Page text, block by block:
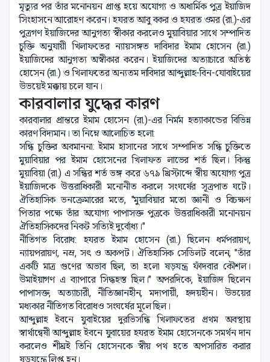
মৃত্যুর পর তাঁর মনোনয়ন প্রাপ্ত হয়ে অযোগ্য ও অধার্মিক পুত্র ইয়াজিদ
সিংহাসনে আরোহণ করেন। হযরত আবু বকর ও হযরত ওমর (রা.)-এর
পুত্রগণ ইয়াজিদের আনুগত্য স্বীকার করলেও মুয়াবিয়ার সাথে সম্পাদিত
চুক্তি অনুযায়ী খিলাফতের ন্যায়সঙ্গত দাবিদার ইমাম হোসেন (রা.)
ইয়াজিদের আনুগত্য অস্বীকার করেন। ইয়াজিদের অত্যাচারে অতিষ্ঠ
হোসেন (রা.) ও খিলাফতের অন্যতম দাবিদার আব্দুল্লাহ-বিন-যোবাইয়ের
উভয়েই মক্কায় চলে যান।
কারবালার যুদ্ধের কারণ
কারবালার প্রান্তরে ইমাম হোসেন (রা.)-এর নির্মম হত্যাকান্ডের বিভিন্ন
কারণ বিদ্যমান। তা নিম্নে আলোচিত হলো:
সন্ধি চুক্তির অবমাননা: ইমাম হাসানের সাথে সম্পাদিত সন্ধি চুক্তিতে
মুয়াবিয়ার পর ইমাম হোসেনের খিলাফত লাভের শর্ত ছিল। কিন্তু
মুয়াবিয়া (রা.) এ সন্ধির শর্ত ভঙ্গ করে ৬৭৯ খ্রিস্টাব্দে স্বীয় অযোগ্য পুত্র
ইয়াজিদকে উত্তরাধিকারী মনোনীত করলে সংঘর্ষের সূত্রপাত ঘটে।
ঐতিহাসিক ভনক্রেমারের মতে, "মুয়াবিয়ার মতো জ্ঞানী ও বিচক্ষণ
পিতার পক্ষে তাঁর অযোগ্য পাপাসক্ত পুত্রকে উত্তরাধিকারী মনোনয়ন
ঐতিহাসিকদের নিকট সত্যিই দুর্বোধ্য।"
নীতিগত বিরোধ: হযরত ইমাম হোসেন (রা.) ছিলেন ধর্মপরায়ণ,
ন্যায়পরায়ণ, নম্র, সৎ ও অকপট। ঐতিহাসিক সেডিলট বলেন, "তাঁর
একটি মাত্র গুণের অভাব ছিল, তা হলো ষড়যন্ত্র ফাঁদবার কৌশল।
উমাইয়াগণ এ ব্যাপারে সিদ্ধহস্ত ছিল।" অপরদিকে, ইয়াজিদ ছিলেন
পাপাসক্ত, অত্যাচারী, নীতিজ্ঞানহীন, মদ্যপায়ী, হৃদয়হীন। উভয়ের
মধ্যকার নীতিগত বিরোধও সংঘর্ষের মূলে ছিল।
আব্দুল্লাহ ইবনে যুবাইয়ের দুরভিসন্ধি খিলাফতের প্রথম অবস্থায়
স্বার্থান্বেষী আব্দুল্লাহ ইবনে যুবায়ের হযরত ইমাম হোসেনকে সমর্থন দান
করলেও শীঘ্রই তিনি হোসেনকে স্বীয় পথ হতে অপসারিত করার
ষড়যন্ত্রে লিপ্ত হন।